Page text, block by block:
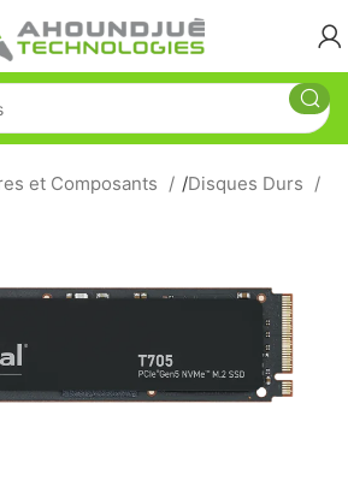
et Composants /Disques Durs